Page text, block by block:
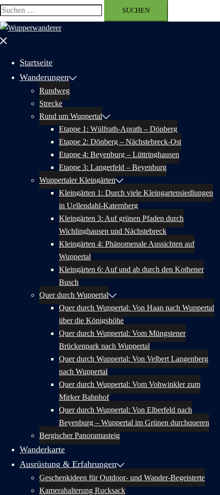
Suchen
nach:
Menü
Startseite
Wanderungen
Rundweg
Strecke
Rund um Wuppertal
Etappe 1: Wülfrath-Aprath – Dönberg
Etappe 2: Dönberg – Nächstebreck-Ost
Etappe 4: Beyenburg – Lüttringhausen
Etappe 3: Langerfeld – Beyenburg
Wuppertaler Kleingärten
Kleingärten 1: Durch viele Kleingartensiedlungen
in Uellendahl-Katernberg
Kleingärten 3: Auf grünen Pfaden durch
Wichlinghausen und Nächstebreck
Kleingärten 4: Phänomenale Aussichten auf
Wuppertal
Kleingärten 6: Auf und ab durch den Kothener
Busch
Quer durch Wuppertal
Quer durch Wuppertal: Von Haan nach Wuppertal
über die Königshöhe
Quer durch Wuppertal: Vom Müngstener
Brückenpark nach Wuppertal
Quer durch Wuppertal: Von Velbert Langenberg
nach Wuppertal
Quer durch Wuppertal: Vom Vohwinkler zum
Mirker Bahnhof
Quer durch Wuppertal: Von Elberfeld nach
Beyenburg – Wuppertal im Grünen durchqueren
Bergischer Panoramasteig
Wanderkarte
Ausrüstung & Erfahrungen
Geschenkideen für Outdoor- und Wander-Begeisterte
Kamerahalterung Rucksack